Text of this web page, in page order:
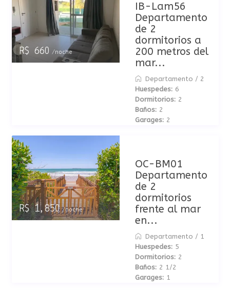
R$ 660/noche
IB-Lam56
Departamento
de 2
dormitorios a
200 metros del
mar...
Departamento / 2
Huespedes: 6
Dormitorios: 2
Baños: 2
Garages: 2
R$ 1,850/noche
OC-BM01
Departamento
de 2
dormitorios
frente al mar
en...
Departamento / 1
Huespedes: 5
Dormitorios: 2
Baños: 2 1/2
Garages: 1